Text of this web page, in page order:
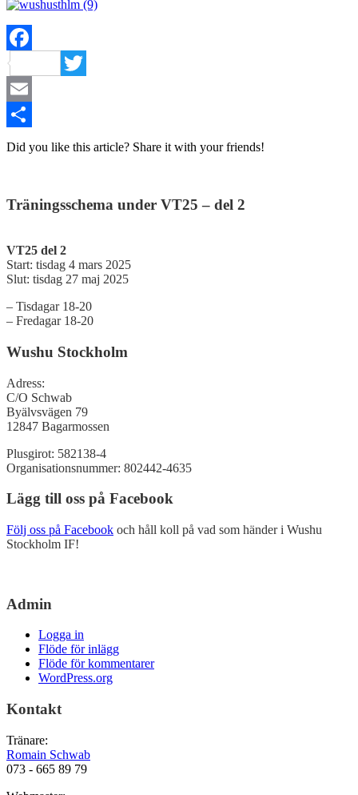
Facebook
Twitter
Email
Dela
Did you like this article? Share it with your friends!
Träningsschema under VT25 – del 2
VT25 del 2
Start: tisdag 4 mars 2025
Slut: tisdag 27 maj 2025
– Tisdagar 18-20
– Fredagar 18-20
Wushu Stockholm
Adress:
C/O Schwab
Byälvsvägen 79
12847 Bagarmossen
Plusgirot: 582138-4
Organisationsnummer: 802442-4635
Lägg till oss på Facebook
Följ oss på Facebook och håll koll på vad som händer i Wushu
Stockholm IF!
Admin
Logga in
Flöde för inlägg
Flöde för kommentarer
WordPress.org
Kontakt
Tränare:
Romain Schwab
073 - 665 89 79